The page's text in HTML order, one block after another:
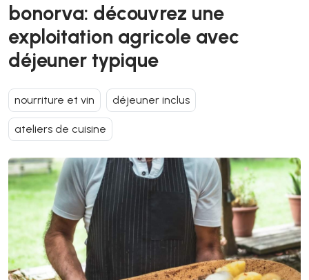
bonorva: découvrez une
exploitation agricole avec
déjeuner typique
nourriture et vin déjeuner inclus
ateliers de cuisine